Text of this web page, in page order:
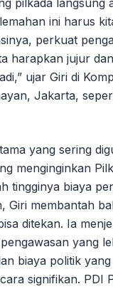
ini harus
perkuat
harapkan jujur
ujar Giri di
Jakarta,
yang sering
menginginkan
tingginya biaya
Giri membantah
ditekan. Ia
yang
biaya politik
signifikan. PDI